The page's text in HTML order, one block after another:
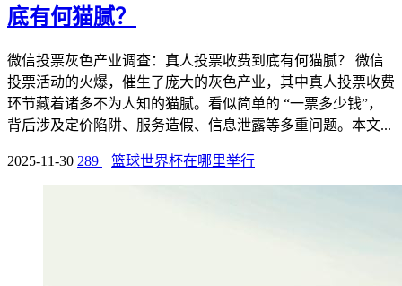
底有何猫腻？
微信投票灰色产业调查：真人投票收费到底有何猫腻？ 微信
投票活动的火爆，催生了庞大的灰色产业，其中真人投票收费
环节藏着诸多不为人知的猫腻。看似简单的 “一票多少钱”，
背后涉及定价陷阱、服务造假、信息泄露等多重问题。本文...
2025-11-30 289 篮球世界杯在哪里举行